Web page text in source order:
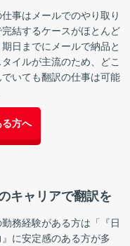
事はメールでのやり取り
完結するケースがほとんど
日までにメールで納品と
イルが主流のため、どこ
でいても翻訳の仕事は可能
方へ
キャリアで翻訳を
務経験がある方は「『日
に安定感のある方が多